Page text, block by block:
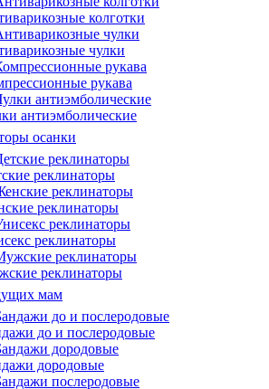
колготки
чулки
рукава
антиэмболические
осанки
реклинаторы
реклинаторы
реклинаторы
реклинаторы
мам
до и послеродовые
дородовые